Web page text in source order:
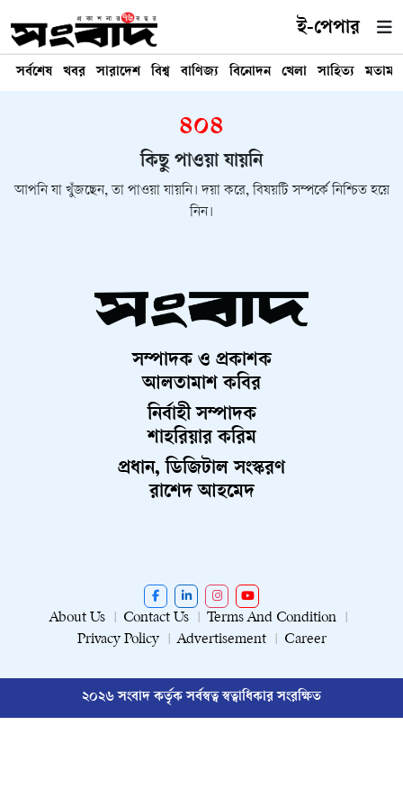
ই-পেপার
সর্বশেষ খবর সারাদেশ বিশ্ব বাণিজ্য বিনোদন খেলা সাহিত্য মতামত
৪০৪
কিছু পাওয়া যায়নি
আপনি যা খুঁজছেন, তা পাওয়া যায়নি। দয়া করে, বিষয়টি সম্পর্কে নিশ্চিত হয়ে
নিন।
সম্পাদক ও প্রকাশক
আলতামাশ কবির
নির্বাহী সম্পাদক
শাহরিয়ার করিম
প্রধান, ডিজিটাল সংস্করণ
রাশেদ আহমেদ
About Us Contact Us
Terms And Condition
Privacy Policy
Advertisement Career
২০২৬ সংবাদ কর্তৃক সর্বস্বত্ব স্বত্বাধিকার সংরক্ষিত